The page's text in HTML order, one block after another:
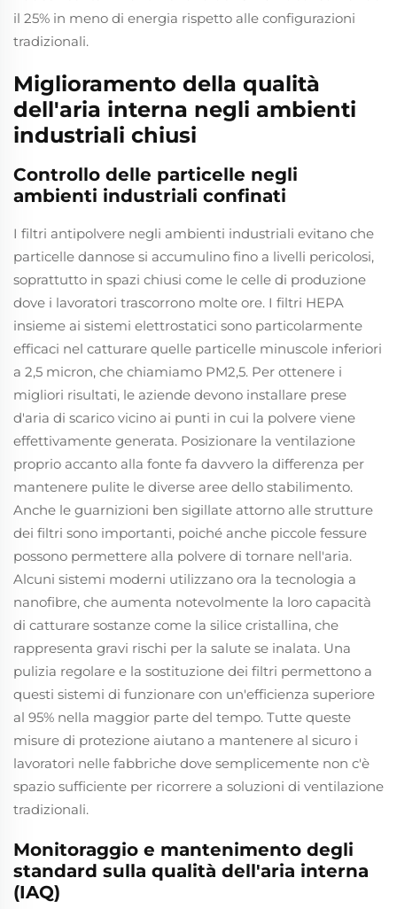
il 25% in meno di energia rispetto alle configurazioni
tradizionali.
Miglioramento della qualità
dell'aria interna negli ambienti
industriali chiusi
Controllo delle particelle negli
ambienti industriali confinati
I filtri antipolvere negli ambienti industriali evitano che
particelle dannose si accumulino fino a livelli pericolosi,
soprattutto in spazi chiusi come le celle di produzione
dove i lavoratori trascorrono molte ore. I filtri HEPA
insieme ai sistemi elettrostatici sono particolarmente
efficaci nel catturare quelle particelle minuscole inferiori
a 2,5 micron, che chiamiamo PM2,5. Per ottenere i
migliori risultati, le aziende devono installare prese
d'aria di scarico vicino ai punti in cui la polvere viene
effettivamente generata. Posizionare la ventilazione
proprio accanto alla fonte fa davvero la differenza per
mantenere pulite le diverse aree dello stabilimento.
Anche le guarnizioni ben sigillate attorno alle strutture
dei filtri sono importanti, poiché anche piccole fessure
possono permettere alla polvere di tornare nell'aria.
Alcuni sistemi moderni utilizzano ora la tecnologia a
nanofibre, che aumenta notevolmente la loro capacità
di catturare sostanze come la silice cristallina, che
rappresenta gravi rischi per la salute se inalata. Una
pulizia regolare e la sostituzione dei filtri permettono a
questi sistemi di funzionare con un'efficienza superiore
al 95% nella maggior parte del tempo. Tutte queste
misure di protezione aiutano a mantenere al sicuro i
lavoratori nelle fabbriche dove semplicemente non c'è
spazio sufficiente per ricorrere a soluzioni di ventilazione
tradizionali.
Monitoraggio e mantenimento degli
standard sulla qualità dell'aria interna
(IAQ)